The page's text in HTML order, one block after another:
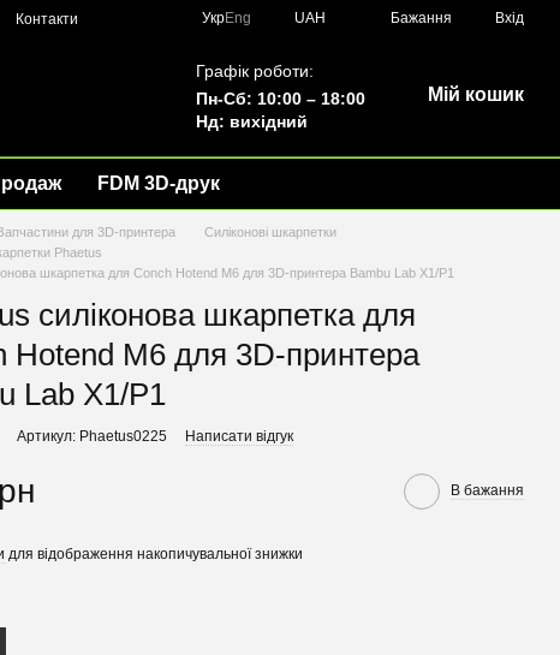
Контакти УкрEng UAH Бажання Вхід
Графік роботи:
Пн-Сб: 10:00 – 18:00
Нд: вихідний
Мій кошик
FDM 3D-друк
для 3D-принтера
Силіконові шкарпетки
Phaetus
шкарпетка для Conch Hotend M6 для 3D-принтера Bambu Lab X1/P1
силіконова шкарпетка для
Hotend M6 для 3D-принтера
Lab X1/P1
Артикул: Phaetus0225 Написати відгук
В бажання
для відображення накопичувальної знижки